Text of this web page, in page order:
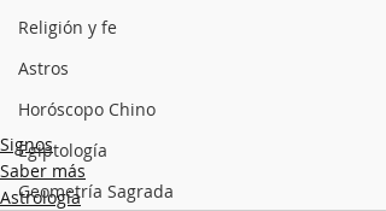
Religión y fe
Astros
Horóscopo Chino
Egiptología
Geometría Sagrada
Signos
Saber más
Astrología